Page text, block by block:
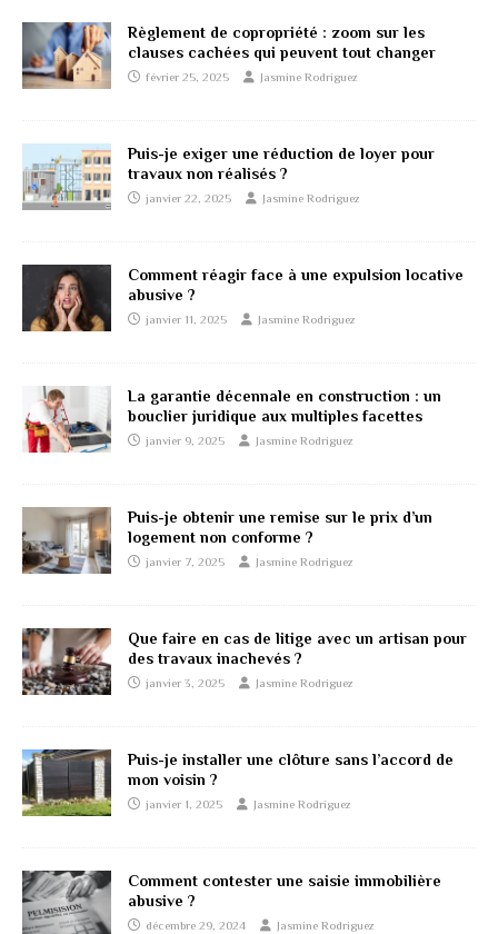
Règlement de copropriété : zoom sur les
clauses cachées qui peuvent tout changer
février 25, 2025 Jasmine Rodriguez
Puis-je exiger une réduction de loyer pour
travaux non réalisés ?
janvier 22, 2025 Jasmine Rodriguez
Comment réagir face à une expulsion locative
abusive ?
janvier 11, 2025 Jasmine Rodriguez
La garantie décennale en construction : un
bouclier juridique aux multiples facettes
janvier 9, 2025 Jasmine Rodriguez
Puis-je obtenir une remise sur le prix d’un
logement non conforme ?
janvier 7, 2025 Jasmine Rodriguez
Que faire en cas de litige avec un artisan pour
des travaux inachevés ?
janvier 3, 2025 Jasmine Rodriguez
Puis-je installer une clôture sans l’accord de
mon voisin ?
janvier 1, 2025 Jasmine Rodriguez
Comment contester une saisie immobilière
abusive ?
décembre 29, 2024 Jasmine Rodriguez